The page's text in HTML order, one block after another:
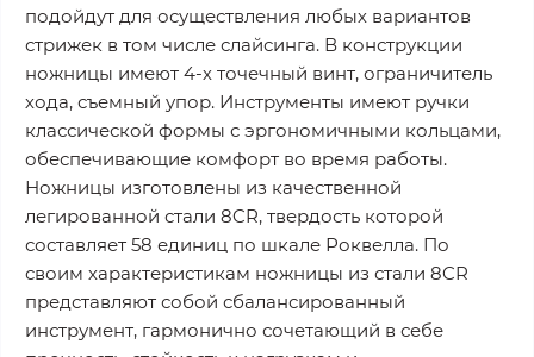
подойдут для осуществления любых вариантов
стрижек в том числе слайсинга. В конструкции
ножницы имеют 4-х точечный винт, ограничитель
хода, съемный упор. Инструменты имеют ручки
классической формы с эргономичными кольцами,
обеспечивающие комфорт во время работы.
Ножницы изготовлены из качественной
легированной стали 8CR, твердость которой
составляет 58 единиц по шкале Роквелла. По
своим характеристикам ножницы из стали 8CR
представляют собой сбалансированный
инструмент, гармонично сочетающий в себе